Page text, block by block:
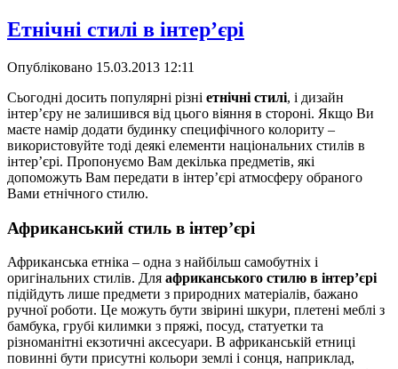
Етнічні стилі в інтер’єрі
Опубліковано 15.03.2013 12:11
Сьогодні досить популярні різні етнічні стилі, і дизайн
інтер’єру не залишився від цього віяння в стороні. Якщо Ви
маєте намір додати будинку специфічного колориту –
використовуйте тоді деякі елементи національних стилів в
інтер’єрі. Пропонуємо Вам декілька предметів, які
допоможуть Вам передати в інтер’єрі атмосферу обраного
Вами етнічного стилю.
Африканський стиль в інтер’єрі
Африканська етніка – одна з найбільш самобутніх і
оригінальних стилів. Для африканського стилю в інтер’єрі
підійдуть лише предмети з природних матеріалів, бажано
ручної роботи. Це можуть бути звірині шкури, плетені меблі з
бамбука, грубі килимки з пряжі, посуд, статуетки та
різноманітні екзотичні аксесуари. В африканській етниці
повинні бути присутні кольори землі і сонця, наприклад,